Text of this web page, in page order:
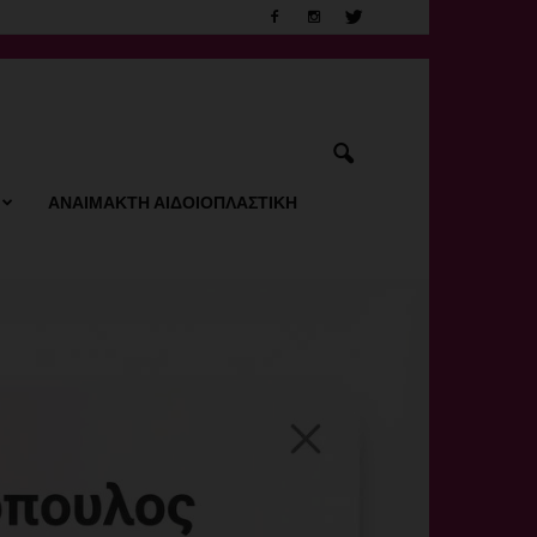
ΑΝΑΙΜΑΚΤΗ ΑΙΔΟΙΟΠΛΑΣΤΙΚΗ